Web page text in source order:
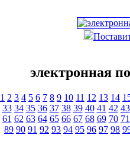
электронная
1 2 3 4 5 6 7 8 9 10 11 12 13 14
33 34 35 36 37 38 39 40 41 42 43
61 62 63 64 65 66 67 68 69 70 71
89 90 91 92 93 94 95 96 97 98